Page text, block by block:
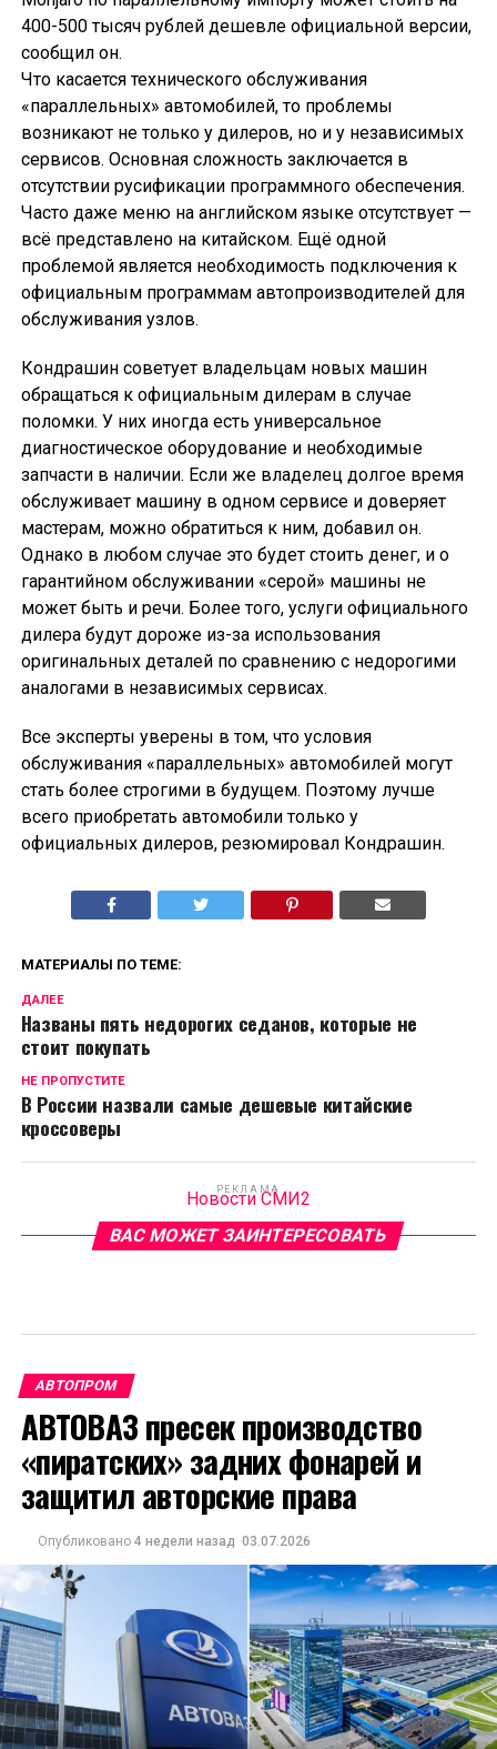
400-500 тысяч рублей дешевле официальной версии,
сообщил он.
Что касается технического обслуживания
«параллельных» автомобилей, то проблемы
возникают не только у дилеров, но и у независимых
сервисов. Основная сложность заключается в
отсутствии русификации программного обеспечения.
Часто даже меню на английском языке отсутствует —
всё представлено на китайском. Ещё одной
проблемой является необходимость подключения к
официальным программам автопроизводителей для
обслуживания узлов.
Кондрашин советует владельцам новых машин
обращаться к официальным дилерам в случае
поломки. У них иногда есть универсальное
диагностическое оборудование и необходимые
запчасти в наличии. Если же владелец долгое время
обслуживает машину в одном сервисе и доверяет
мастерам, можно обратиться к ним, добавил он.
Однако в любом случае это будет стоить денег, и о
гарантийном обслуживании «серой» машины не
может быть и речи. Более того, услуги официального
дилера будут дороже из-за использования
оригинальных деталей по сравнению с недорогими
аналогами в независимых сервисах.
Все эксперты уверены в том, что условия
обслуживания «параллельных» автомобилей могут
стать более строгими в будущем. Поэтому лучше
всего приобретать автомобили только у
официальных дилеров, резюмировал Кондрашин.
МАТЕРИАЛЫ ПО ТЕМЕ:
ДАЛЕЕ
Названы пять недорогих седанов, которые не
стоит покупать
НЕ ПРОПУСТИТЕ
В России назвали самые дешевые китайские
кроссоверы
РЕКЛАМА
Новости СМИ2
ВАС МОЖЕТ ЗАИНТЕРЕСОВАТЬ
АВТОПРОМ
АВТОВАЗ пресек производство
«пиратских» задних фонарей и
защитил авторские права
Опубликовано 4 недели назад 03.07.2026